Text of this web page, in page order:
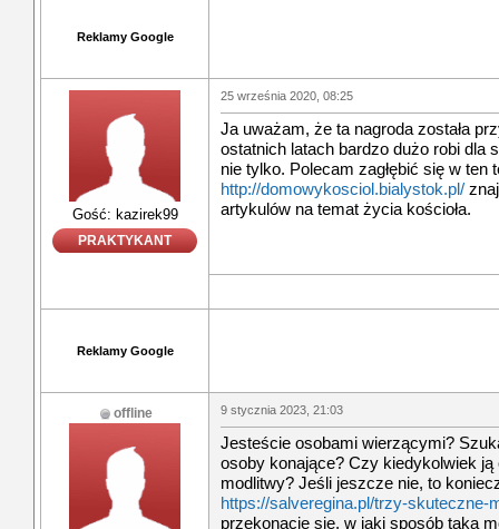
Reklamy Google
Gość: kazirek99
PRAKTYKANT
25 września 2020, 08:25
Ja uważam, że ta nagroda została
ostatnich latach bardzo dużo robi dla
nie tylko. Polecam zagłębić się w ten
http://domowykosciol.bialystok.pl/
artykulów na temat życia kościoła.
Reklamy Google
offline 9 stycznia 2023, 21:03
Jesteście osobami wierzącymi?
osoby konające? Czy kiedykolwiek
modlitwy? Jeśli jeszcze nie, to
https://salveregina.pl/trzy-skuteczne-
przekonacie się, w jaki sposób taka